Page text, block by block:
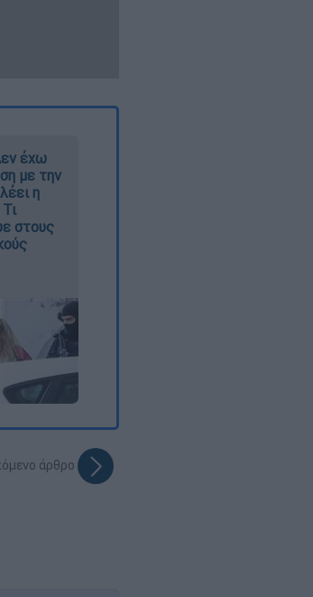
έχω
με την
η
στους
άρθρο